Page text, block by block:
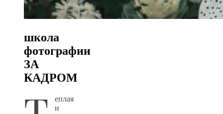
школа
фотографии
ЗА
КАДРОМ
еплая
и